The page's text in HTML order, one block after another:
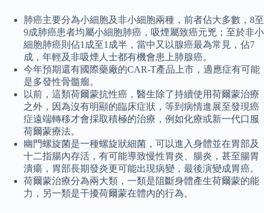
肺癌主要分為小細胞及非小細胞兩種，前者佔大多數，8至
9成肺癌患者均屬小細胞肺癌，吸煙屬致癌元兇；至於非小
細胞肺癌則佔1成至1成半，當中又以腺癌最為常見，佔7
成，年輕及非吸煙人士都有機會患上肺腺癌。
今年預期還有國際藥廠的CAR-T產品上市，適應症有可能
是多發性骨髓瘤。
以前，這類荷爾蒙抗性癌，醫生除了持續使用荷爾蒙治療
之外，因為沒有明顯的臨床症狀，等到病情進展至發現癌
症遠端轉移才會採取積極的治療，例如化療或新一代口服
荷爾蒙療法。
幽門螺旋菌是一種螺旋狀細菌，可以進入身體並在胃部及
十二指腸內存活，有可能導致慢性胃炎、腸炎，甚至腸胃
潰瘍，胃部長期發炎更可能出現病變，最後演變成胃癌。
荷爾蒙治療分為兩大類，一類是阻斷身體產生荷爾蒙的能
力，另一類是干擾荷爾蒙在體內的行為。